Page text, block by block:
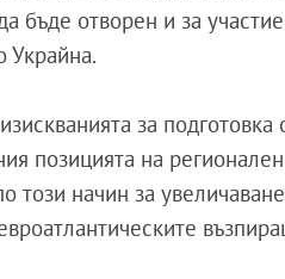
бъде отворен и за
Украйна.
за подготовка
позицията на
начин за